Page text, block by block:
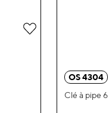
Ajouter
OS 4304
Clé à pipe 6